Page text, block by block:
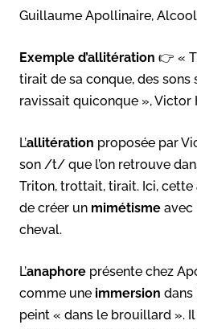
Guillaume Apollinaire,
Exemple d’allitération 👉 «
tirait de sa conque, des sons
ravissait quiconque », Victor
L’allitération proposée par
son /t/ que l’on retrouve
Triton, trottait, tirait. Ici, cette
de créer un mimétisme avec
cheval.
L’anaphore présente chez
comme une immersion dans
peint « dans le brouillard ».